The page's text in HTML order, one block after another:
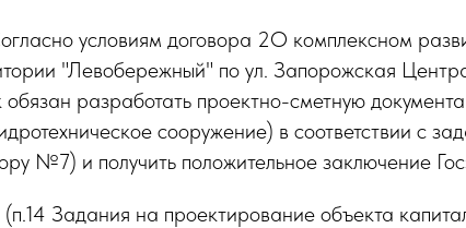
условиям договора 2О комплексном
"Левобережный" по ул. Запорожская
разработать проектно-сметную
сооружение) в соответствии с
№7) и получить положительное заключение
Задания на проектирование объекта